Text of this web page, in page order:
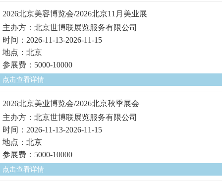
2026北京美容博览会/2026北京11月美业展
主办方：北京世博联展览服务有限公司
时间：2026-11-13-2026-11-15
地点：北京
参展费：5000-10000
点击查看详情
2026北京美业博览会/2026北京秋季展会
主办方：北京世博联展览服务有限公司
时间：2026-11-13-2026-11-15
地点：北京
参展费：5000-10000
点击查看详情